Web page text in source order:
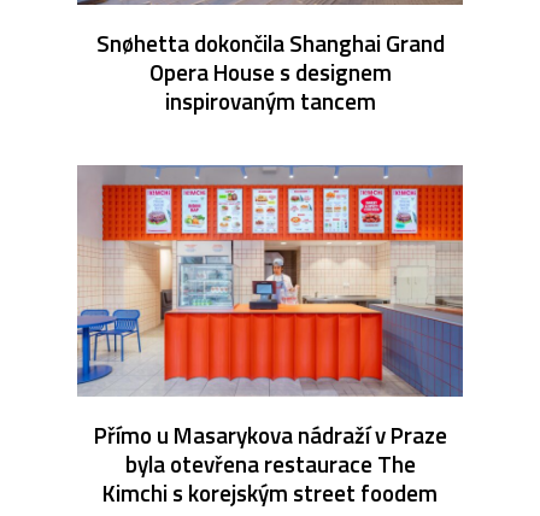
Snøhetta dokončila Shanghai Grand
Opera House s designem
inspirovaným tancem
Přímo u Masarykova nádraží v Praze
byla otevřena restaurace The
Kimchi s korejským street foodem